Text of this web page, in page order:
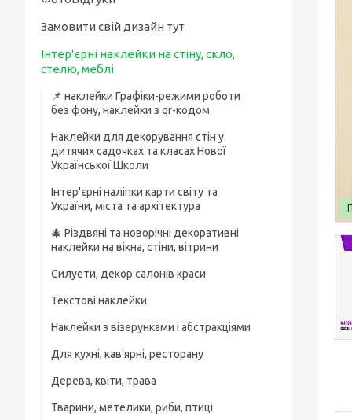
Замовити свій дизайн тут
Інтер'єрні наклейки на стіну, скло,
стелю, меблі
📌 наклейки Графіки-режими роботи
без фону, наклейки з qr-кодом
Наклейки для декорування стін у
дитячих садочках та класах Нової
Української Школи
Інтер'єрні наліпки карти світу та
України, міста та архітектура
🎄 Різдвяні та новорічні декоративні
наклейки на вікна, стіни, вітрини
Силуети, декор салонів краси
Текстові наклейки
Наклейки з візерунками і абстракціями
Для кухні, кав'ярні, ресторану
Дерева, квіти, трава
Тварини, метелики, риби, птиці